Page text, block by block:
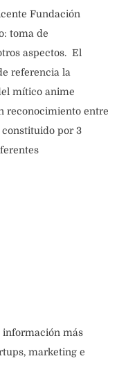
Fundación
toma de
aspectos. El
referencia la
mítico anime
reconocimiento entre
constituido por 3
información más
marketing e